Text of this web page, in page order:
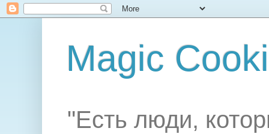
Magic
"Есть люди,